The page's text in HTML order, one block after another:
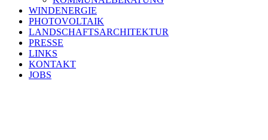
WINDENERGIE
PHOTOVOLTAIK
LANDSCHAFTSARCHITEKTUR
PRESSE
LINKS
KONTAKT
JOBS